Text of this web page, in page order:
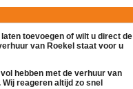
toevoegen of wilt u direct de
van Roekel staat voor u
hebben met de verhuur van
reageren altijd zo snel